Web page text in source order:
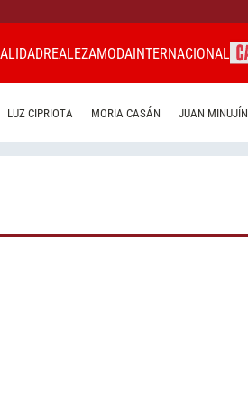
REALEZAMODAINTERNACIONAL
LUZ CIPRIOTA MORIA CASÁN JUAN MINUJÍN